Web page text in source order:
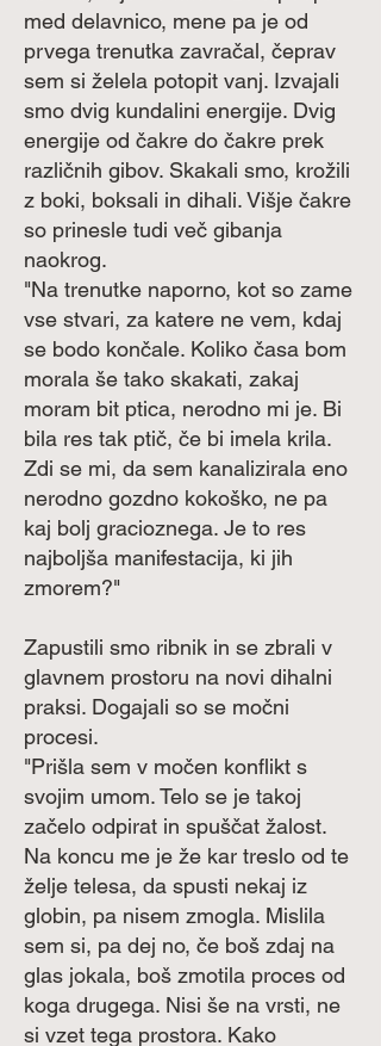
med delavnico, mene pa je od
prvega trenutka zavračal, čeprav
sem si želela potopit vanj. Izvajali
smo dvig kundalini energije. Dvig
energije od čakre do čakre prek
različnih gibov. Skakali smo, krožili
z boki, boksali in dihali. Višje čakre
so prinesle tudi več gibanja
naokrog.
"Na trenutke naporno, kot so zame
vse stvari, za katere ne vem, kdaj
se bodo končale. Koliko časa bom
morala še tako skakati, zakaj
moram bit ptica, nerodno mi je. Bi
bila res tak ptič, če bi imela krila.
Zdi se mi, da sem kanalizirala eno
nerodno gozdno kokoško, ne pa
kaj bolj gracioznega. Je to res
najboljša manifestacija, ki jih
zmorem?"
Zapustili smo ribnik in se zbrali v
glavnem prostoru na novi dihalni
praksi. Dogajali so se močni
procesi.
"Prišla sem v močen konflikt s
svojim umom. Telo se je takoj
začelo odpirat in spuščat žalost.
Na koncu me je že kar treslo od te
želje telesa, da spusti nekaj iz
globin, pa nisem zmogla. Mislila
sem si, pa dej no, če boš zdaj na
glas jokala, boš zmotila proces od
koga drugega. Nisi še na vrsti, ne
si vzet tega prostora. Kako